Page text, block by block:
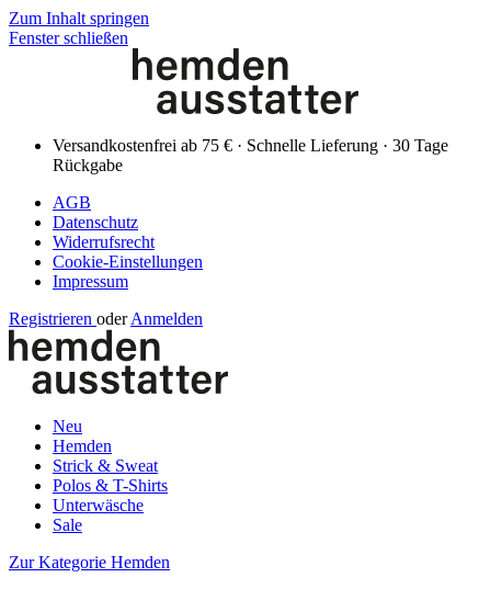
Zum Inhalt springen
Fenster schließen
Versandkostenfrei ab 75 € · Schnelle Lieferung · 30 Tage
Rückgabe
AGB
Datenschutz
Widerrufsrecht
Cookie-Einstellungen
Impressum
Registrieren oder Anmelden
Neu
Hemden
Strick & Sweat
Polos & T-Shirts
Unterwäsche
Sale
Zur Kategorie Hemden